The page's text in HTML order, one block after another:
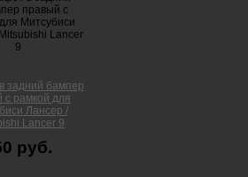
задний бампер
с рамкой для
Лансер /
Lancer 9
руб.